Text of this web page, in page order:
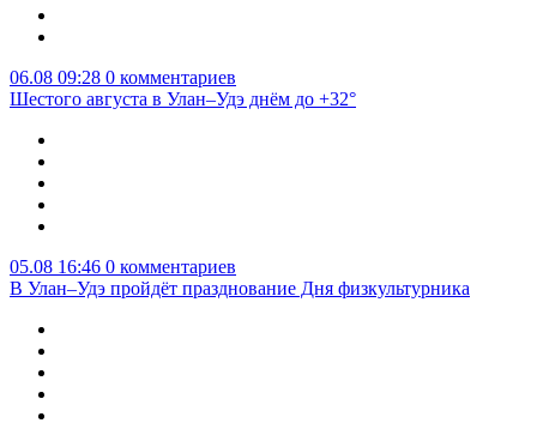
06.08 09:28 0 комментариев
Шестого августа в Улан–Удэ днём до +32°
05.08 16:46 0 комментариев
В Улан–Удэ пройдёт празднование Дня физкультурника